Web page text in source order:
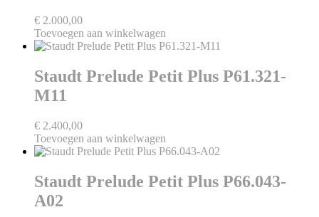
€ 2.000,00
Toevoegen aan winkelwagen
Staudt Prelude Petit Plus P61.321-
M11
€ 2.400,00
Toevoegen aan winkelwagen
Staudt Prelude Petit Plus P66.043-
A02